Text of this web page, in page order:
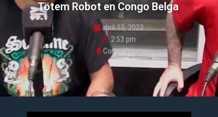
Tötem Robot en Congo Belga
abril 13, 2023
2:53 pm
Congo Belga